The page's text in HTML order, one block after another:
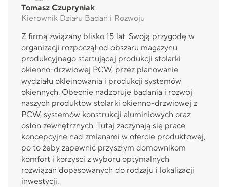
Tomasz Czupryniak
Kierownik Działu Badań i Rozwoju
Z firmą związany blisko 15 lat. Swoją przygodę w
organizacji rozpoczął od obszaru magazynu
produkcyjnego startującej produkcji stolarki
okienno-drzwiowej PCW, przez planowanie
wydziału okleinowania i produkcji systemów
okiennych. Obecnie nadzoruje badania i rozwój
naszych produktów stolarki okienno-drzwiowej z
PCW, systemów konstrukcji aluminiowych oraz
osłon zewnętrznych. Tutaj zaczynają się prace
koncepcyjne nad zmianami w ofercie produktowej,
po to żeby zapewnić przyszłym domownikom
komfort i korzyści z wyboru optymalnych
rozwiązań dopasowanych do rodzaju i lokalizacji
inwestycji.